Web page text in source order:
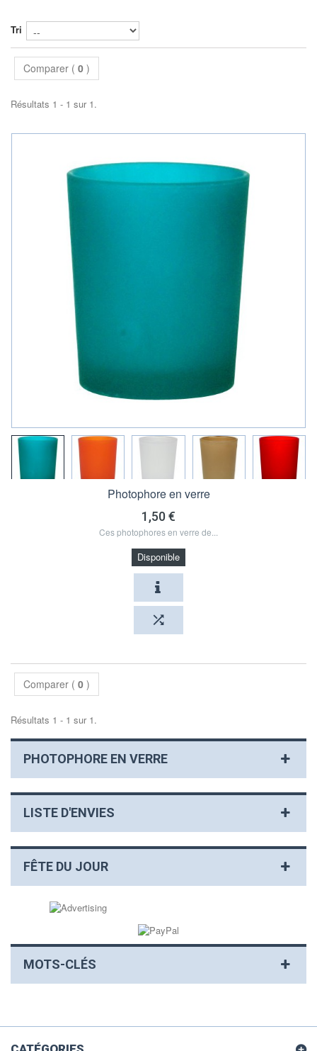
Tri
Comparer ( 0 )
Résultats 1 - 1 sur 1.
Photophore en verre
1,50 €
Ces photophores en verre de...
Disponible
Comparer ( 0 )
Résultats 1 - 1 sur 1.
PHOTOPHORE EN VERRE
LISTE D'ENVIES
FÊTE DU JOUR
MOTS-CLÉS